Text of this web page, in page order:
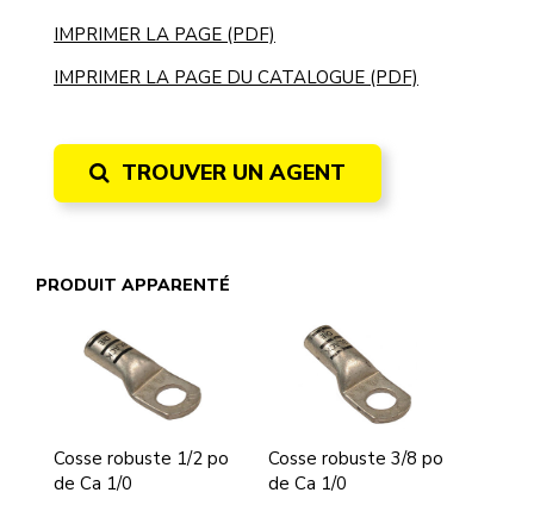
IMPRIMER LA PAGE (PDF)
IMPRIMER LA PAGE DU CATALOGUE (PDF)
TROUVER UN AGENT
PRODUIT APPARENTÉ
Cosse robuste 1/2 po
de Ca 1/0
Cosse robuste 3/8 po
de Ca 1/0